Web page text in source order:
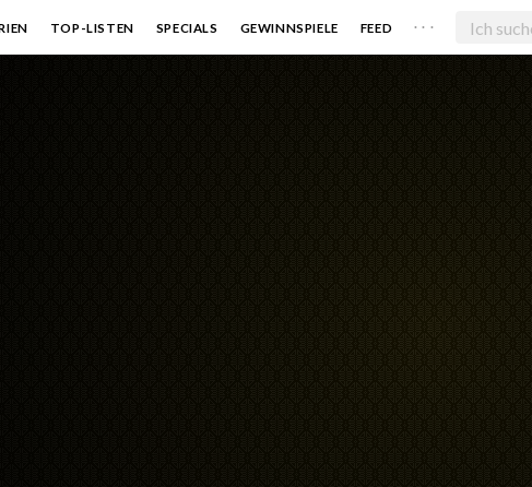
TOP-LISTEN SPECIALS GEWINNSPIELE FEED . . .